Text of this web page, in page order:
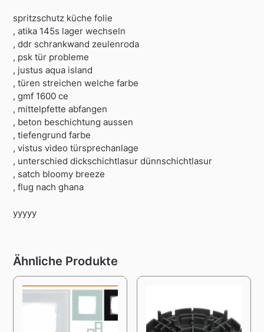
spritzschutz küche folie
, atika 145s lager wechseln
, ddr schrankwand zeulenroda
, psk tür probleme
, justus aqua island
, türen streichen welche farbe
, gmf 1600 ce
, mittelpfette abfangen
, beton beschichtung aussen
, tiefengrund farbe
, vistus video türsprechanlage
, unterschied dickschichtlasur dünnschichtlasur
, satch bloomy breeze
, flug nach ghana
yyyyy
Ähnliche Produkte